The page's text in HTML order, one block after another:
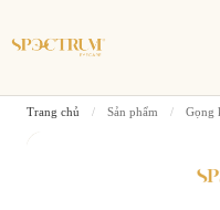
Trang chủ / Sản phẩm / Gọng